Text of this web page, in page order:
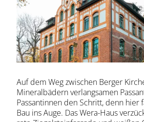
Auf dem Weg zwischen Berger
Mineralbädern verlangsamen
Passantinnen den Schritt, denn hier
Bau ins Auge. Das Wera-Haus